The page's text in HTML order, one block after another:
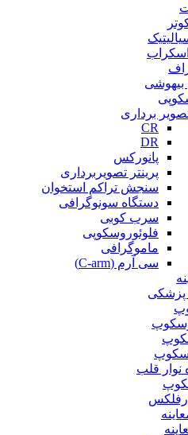
بیهوشی
برداری
CR
DR
پانورکس
پرینتر تصویربرداری
سنجش تراکم استخوان
دستگاه سونوگرافی
سرب کوبی
فلوئوروسکوپی
ماموگرافی
سی آرم (C-arm)
نوار قلب